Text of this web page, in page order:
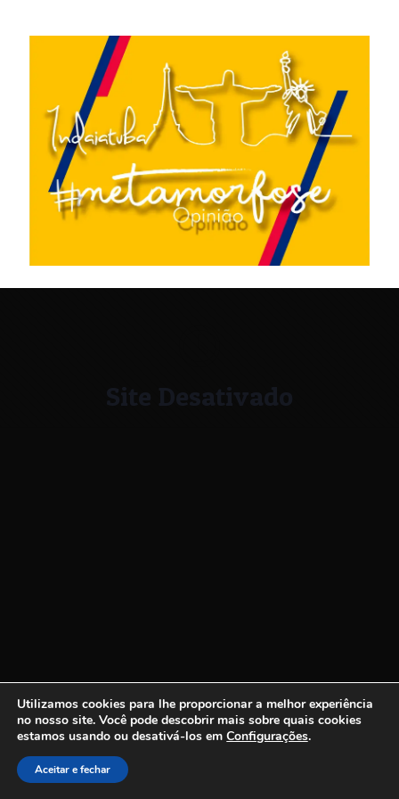
Site Desativado
Utilizamos cookies para lhe proporcionar a melhor experiência
no nosso site. Você pode descobrir mais sobre quais cookies
estamos usando ou desativá-los em Configurações.
Aceitar e fechar